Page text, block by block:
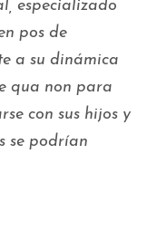
especializado
pos de
a su dinámica
qua non para
con sus hijos y
se podrían